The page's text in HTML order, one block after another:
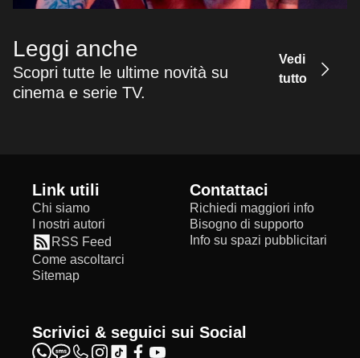
Leggi anche
Scopri tutte le ultime novità su
cinema e serie TV.
Vedi
tutto
Link utili
Chi siamo
I nostri autori
RSS Feed
Come ascoltarci
Sitemap
Contattaci
Richiedi maggiori info
Bisogno di supporto
Info su spazi pubblicitari
Scrivici & seguici sui Social